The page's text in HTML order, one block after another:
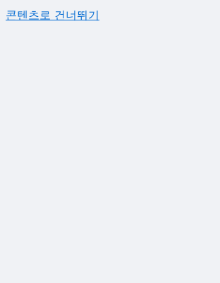
콘텐츠로 건너뛰기